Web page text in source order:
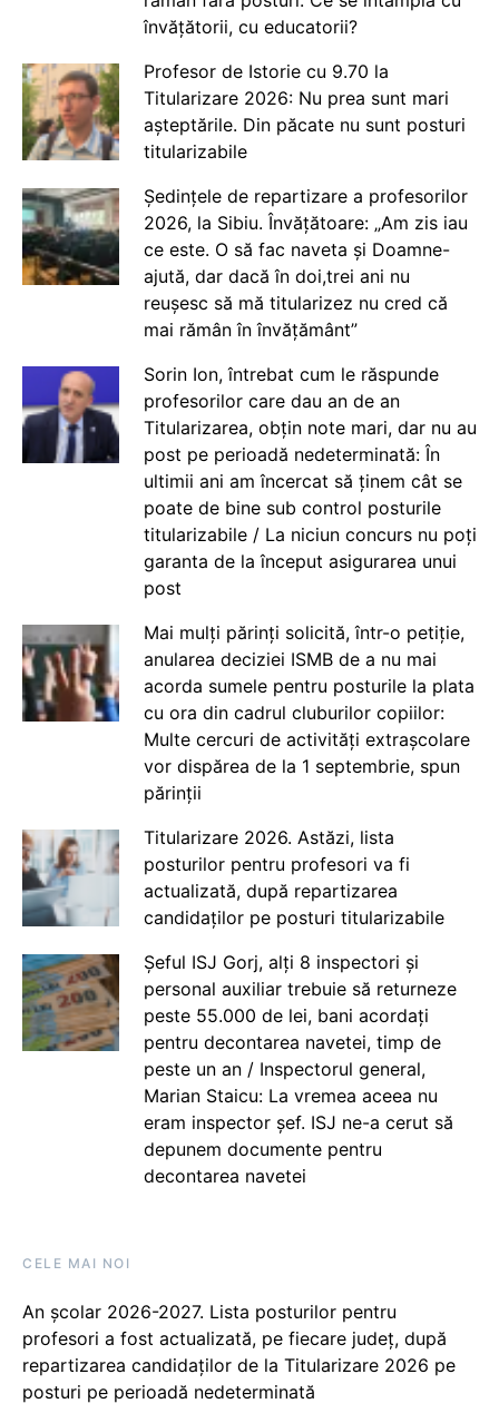
învățătorii, cu educatorii?
Profesor de Istorie cu 9.70 la
Titularizare 2026: Nu prea sunt mari
așteptările. Din păcate nu sunt posturi
titularizabile
Ședințele de repartizare a profesorilor
2026, la Sibiu. Învățătoare: „Am zis iau
ce este. O să fac naveta și Doamne-
ajută, dar dacă în doi,trei ani nu
reușesc să mă titularizez nu cred că
mai rămân în învățământ”
Sorin Ion, întrebat cum le răspunde
profesorilor care dau an de an
Titularizarea, obțin note mari, dar nu au
post pe perioadă nedeterminată: În
ultimii ani am încercat să ținem cât se
poate de bine sub control posturile
titularizabile / La niciun concurs nu poți
garanta de la început asigurarea unui
post
Mai mulți părinți solicită, într-o petiție,
anularea deciziei ISMB de a nu mai
acorda sumele pentru posturile la plata
cu ora din cadrul cluburilor copiilor:
Multe cercuri de activități extrașcolare
vor dispărea de la 1 septembrie, spun
părinții
Titularizare 2026. Astăzi, lista
posturilor pentru profesori va fi
actualizată, după repartizarea
candidaților pe posturi titularizabile
Șeful ISJ Gorj, alți 8 inspectori și
personal auxiliar trebuie să returneze
peste 55.000 de lei, bani acordați
pentru decontarea navetei, timp de
peste un an / Inspectorul general,
Marian Staicu: La vremea aceea nu
eram inspector șef. ISJ ne-a cerut să
depunem documente pentru
decontarea navetei
CELE MAI NOI
An școlar 2026-2027. Lista posturilor pentru
profesori a fost actualizată, pe fiecare județ, după
repartizarea candidaților de la Titularizare 2026 pe
posturi pe perioadă nedeterminată